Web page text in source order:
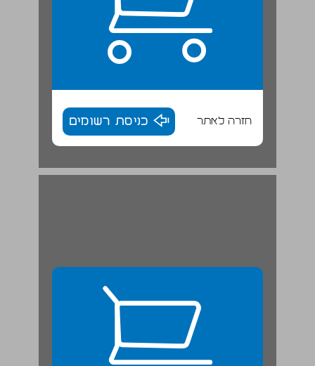
חזרה לאתר כניסת רשומים